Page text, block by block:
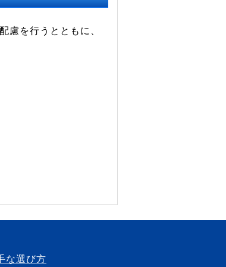
慮を行うとともに、
な選び方